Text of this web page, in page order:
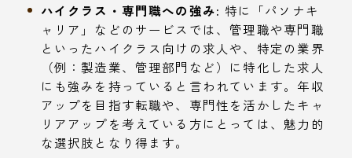
ハイクラス・専門職への強み: 特に「パソナキ
ャリア」などのサービスでは、管理職や専門職
といったハイクラス向けの求人や、特定の業界
（例：製造業、管理部門など）に特化した求人
にも強みを持っていると言われています。年収
アップを目指す転職や、専門性を活かしたキャ
リアアップを考えている方にとっては、魅力的
な選択肢となり得ます。